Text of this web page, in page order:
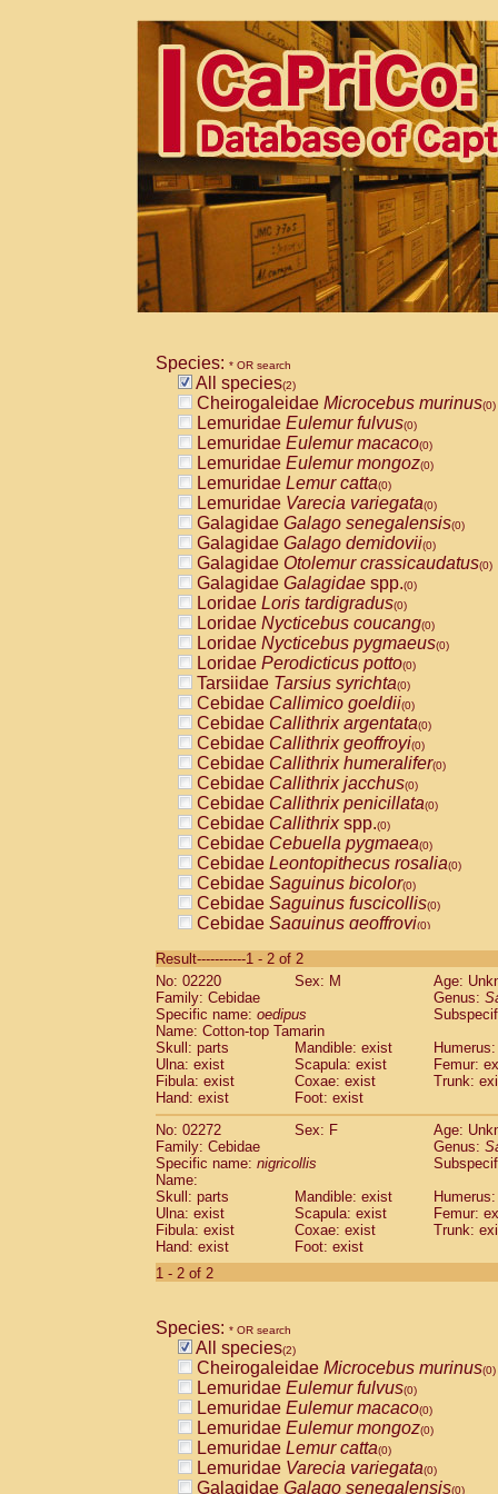
Species: * OR search
All species(2)
Cheirogaleidae Microcebus murinus(0)
Lemuridae Eulemur fulvus(0)
Lemuridae Eulemur macaco(0)
Lemuridae Eulemur mongoz(0)
Lemuridae Lemur catta(0)
Lemuridae Varecia variegata(0)
Galagidae Galago senegalensis(0)
Galagidae Galago demidovii(0)
Galagidae Otolemur crassicaudatus(0)
Galagidae Galagidae spp.(0)
Loridae Loris tardigradus(0)
Loridae Nycticebus coucang(0)
Loridae Nycticebus pygmaeus(0)
Loridae Perodicticus potto(0)
Tarsiidae Tarsius syrichta(0)
Cebidae Callimico goeldii(0)
Cebidae Callithrix argentata(0)
Cebidae Callithrix geoffroyi(0)
Cebidae Callithrix humeralifer(0)
Cebidae Callithrix jacchus(0)
Cebidae Callithrix penicillata(0)
Cebidae Callithrixspp.(0)
Cebidae Cebuella pygmaea(0)
Cebidae Leontopithecus rosalia(0)
Cebidae Saguinus bicolor(0)
Cebidae Saguinus fuscicollis(0)
Cebidae Saguinus geoffroyi(0)
CebidaeSaguinus labiatus(0)
Cebidae Saguinus leucopus (0)
Cebidae
CebidaeSaguinus mystax
Cebidae Saguinus nigricollis (1)
Cebidae Saguinus oedipus
Cebidae Saguinus weddelli
Cebidae Saguinusspp.
Cebidae Aotus trivirgatus
Cebidae
CebidaeCebus apella
Cebidae
Cebidae Cebus nigrivittatus
Cebidae Cebusspp.(0)
Cebidae Saimiri boliviensis
CebidaeSaimiri sciureus(0)
AtelidaeAlouatta caraya(0)
Atelidae Alouatta seniculus
AtelidaeAlouatta
AtelidaeAteles belzebuth(0)
AtelidaeAteles geoffroyi(0)
AtelidaeAteles paniscus(0)
AtelidaeAtelesspp. (0)
AtelidaeLagothrix lagothricha
AtelidaeLagothrix lagothricha cana
PitheciidaeCacajao calvus
Result-----------1 - 2 of 2
No: 02220
Sex: M
Age:
Family: Cebidae
Genus:
Specific name: oedipus
Name: Cotton-top Tamarin
Skull: parts
Mandible: exist
Ulna: exist
Scapula: exist
Femur:
Fibula: exist
Coxae: exist
Trunk:
Hand: exist
Foot: exist
No: 02272
Sex: F
Age:
Family: Cebidae
Genus:
Specific name: nigricollis
Name:
Skull: parts
Mandible: exist
Ulna: exist
Scapula: exist
Femur:
Fibula: exist
Coxae: exist
Trunk:
Hand: exist
Foot: exist
1 - 2 of 2
Species: * OR search
All species(2)
Cheirogaleidae Microcebus murinus(0)
Lemuridae Eulemur fulvus(0)
Lemuridae Eulemur macaco(0)
Lemuridae Eulemur mongoz(0)
Lemuridae Lemur catta(0)
Lemuridae Varecia variegata(0)
Galagidae Galago senegalensis(0)